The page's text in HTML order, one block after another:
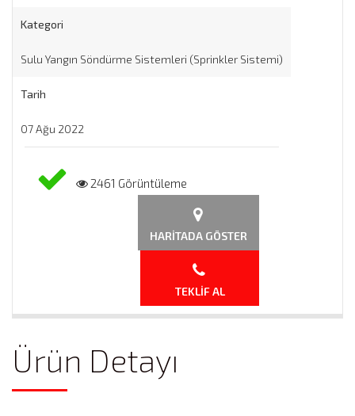
Kategori
Sulu Yangın Söndürme Sistemleri (Sprinkler Sistemi)
Tarih
07 Ağu 2022
2461 Görüntüleme
HARITADA GÖSTER
TEKLIF AL
Ürün Detayı